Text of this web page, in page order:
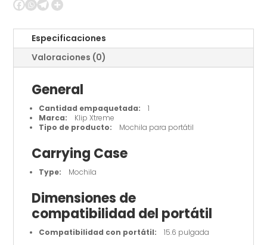
15.6"
Especificaciones
Valoraciones (0)
General
Cantidad empaquetada: 1
Marca: Klip Xtreme
Tipo de producto: Mochila para portátil
Carrying Case
Type: Mochila
Dimensiones de
compatibilidad del portátil
Compatibilidad con portátil: 15.6 pulgada